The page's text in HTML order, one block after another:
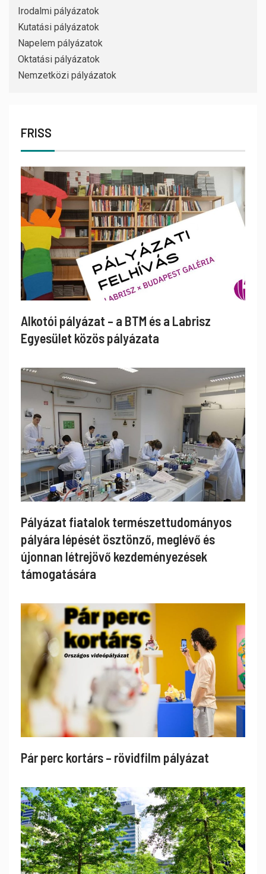
Irodalmi pályázatok
Kutatási pályázatok
Napelem pályázatok
Oktatási pályázatok
Nemzetközi pályázatok
FRISS
Alkotói pályázat – a BTM és a Labrisz
Egyesület közös pályázata
Pályázat fiatalok természettudományos
pályára lépését ösztönző, meglévő és
újonnan létrejövő kezdeményezések
támogatására
Pár perc kortárs – rövidfilm pályázat